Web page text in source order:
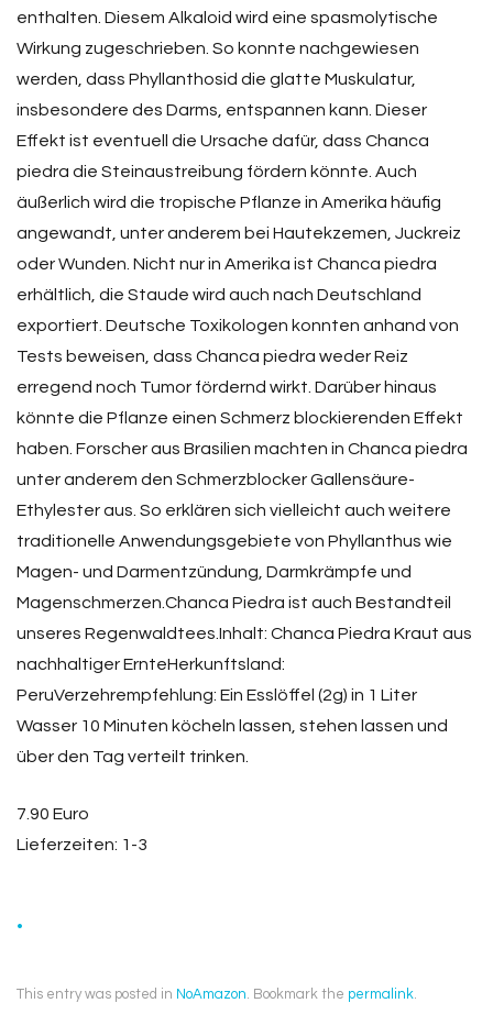
enthalten. Diesem Alkaloid wird eine spasmolytische
Wirkung zugeschrieben. So konnte nachgewiesen
werden, dass Phyllanthosid die glatte Muskulatur,
insbesondere des Darms, entspannen kann. Dieser
Effekt ist eventuell die Ursache dafür, dass Chanca
piedra die Steinaustreibung fördern könnte. Auch
äußerlich wird die tropische Pflanze in Amerika häufig
angewandt, unter anderem bei Hautekzemen, Juckreiz
oder Wunden. Nicht nur in Amerika ist Chanca piedra
erhältlich, die Staude wird auch nach Deutschland
exportiert. Deutsche Toxikologen konnten anhand von
Tests beweisen, dass Chanca piedra weder Reiz
erregend noch Tumor fördernd wirkt. Darüber hinaus
könnte die Pflanze einen Schmerz blockierenden Effekt
haben. Forscher aus Brasilien machten in Chanca piedra
unter anderem den Schmerzblocker Gallensäure-
Ethylester aus. So erklären sich vielleicht auch weitere
traditionelle Anwendungsgebiete von Phyllanthus wie
Magen- und Darmentzündung, Darmkrämpfe und
Magenschmerzen.Chanca Piedra ist auch Bestandteil
unseres Regenwaldtees.Inhalt: Chanca Piedra Kraut aus
nachhaltiger ErnteHerkunftsland:
PeruVerzehrempfehlung: Ein Esslöffel (2g) in 1 Liter
Wasser 10 Minuten köcheln lassen, stehen lassen und
über den Tag verteilt trinken.
7.90 Euro
Lieferzeiten: 1-3
.
This entry was posted in NoAmazon. Bookmark the permalink.